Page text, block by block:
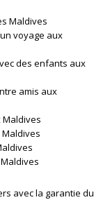
Maldives
voyage aux
des enfants aux
amis aux
avec la garantie du